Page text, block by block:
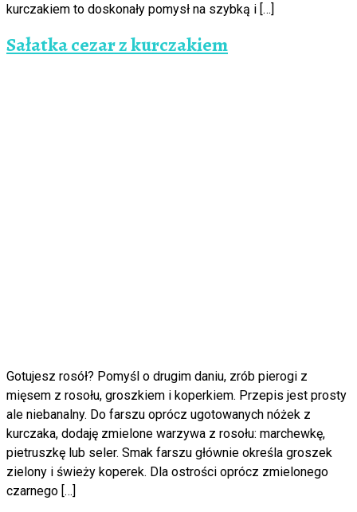
kurczakiem to doskonały pomysł na szybką i […]
Sałatka cezar z kurczakiem
Gotujesz rosół? Pomyśl o drugim daniu, zrób pierogi z
mięsem z rosołu, groszkiem i koperkiem. Przepis jest prosty
ale niebanalny. Do farszu oprócz ugotowanych nóżek z
kurczaka, dodaję zmielone warzywa z rosołu: marchewkę,
pietruszkę lub seler. Smak farszu głównie określa groszek
zielony i świeży koperek. Dla ostrości oprócz zmielonego
czarnego […]